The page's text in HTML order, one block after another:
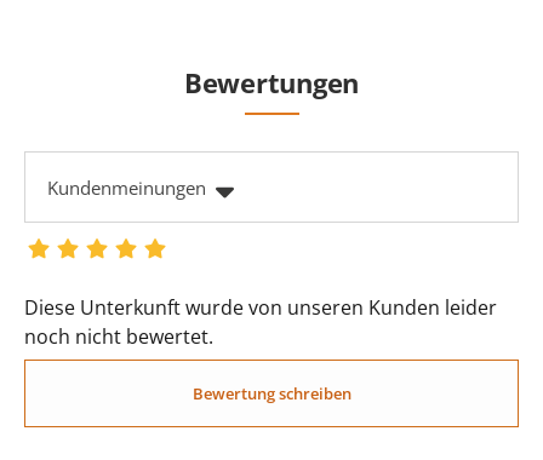
Bewertungen
Kundenmeinungen
Diese Unterkunft wurde von unseren Kunden leider
noch nicht bewertet.
Bewertung schreiben